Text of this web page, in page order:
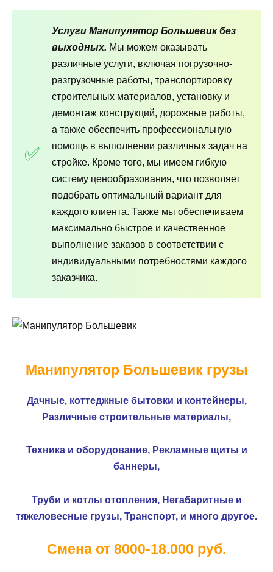
Услуги Манипулятор Большевик без
выходных. Мы можем оказывать
различные услуги, включая погрузочно-
разгрузочные работы, транспортировку
строительных материалов, установку и
демонтаж конструкций, дорожные работы,
а также обеспечить профессиональную
помощь в выполнении различных задач на
стройке. Кроме того, мы имеем гибкую
систему ценообразования, что позволяет
подобрать оптимальный вариант для
каждого клиента. Также мы обеспечиваем
максимально быстрое и качественное
выполнение заказов в соответствии с
индивидуальными потребностями каждого
заказчика.
Манипулятор Большевик грузы
Дачные, коттеджные бытовки и контейнеры,
Различные строительные материалы,
Техника и оборудование, Рекламные щиты и
баннеры,
Труби и котлы отопления, Негабаритные и
тяжеловесные грузы, Транспорт, и много другое.
Смена от 8000-18.000 руб.